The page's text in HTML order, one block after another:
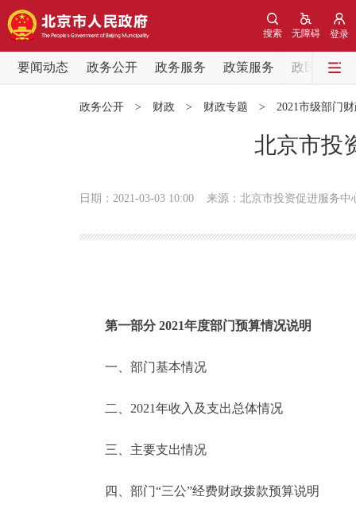
登录
无障碍
搜索
要闻动态 政务公开 政务服务 政策服务
政民互动
政务公开 > 财政 > 财政专题 > 2021市级部门
北京市投
日期：2021-03-03 10:00 来源：北京市投资促进服务中
第一部分 2021年度部门预算情况说明
一、部门基本情况
二、2021年收入及支出总体情况
三、主要支出情况
四、部门“三公”经费财政拨款预算说明